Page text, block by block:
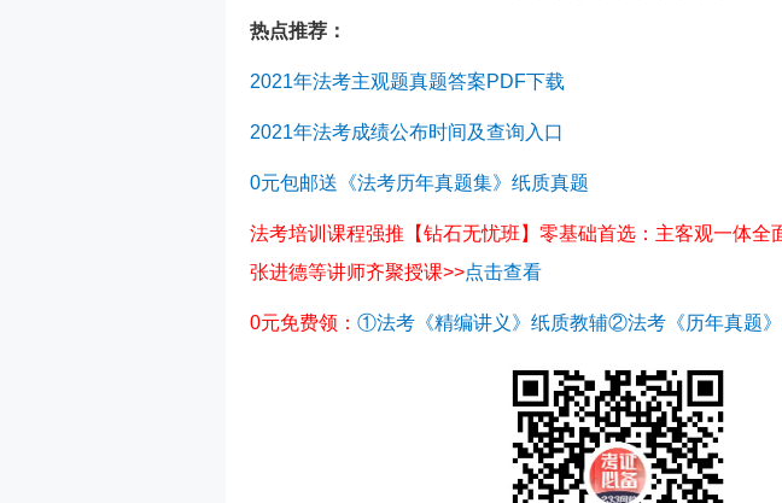
热点推荐：
2021年法考主观题真题答案PDF下载
2021年法考成绩公布时间及查询入口
0元包邮送《法考历年真题集》纸质真题
法考培训课程强推【钻石无忧班】零基础首选：主客观一体全
张进德等讲师齐聚授课>>点击查看
0元免费领： ①法考《精编讲义》纸质教辅②法考《历年真题》